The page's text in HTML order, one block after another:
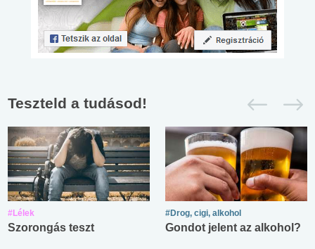
Teszteld a tudásod!
#Lélek
Szorongás teszt
#Drog, cigi, alkohol
Gondot jelent az alkohol?